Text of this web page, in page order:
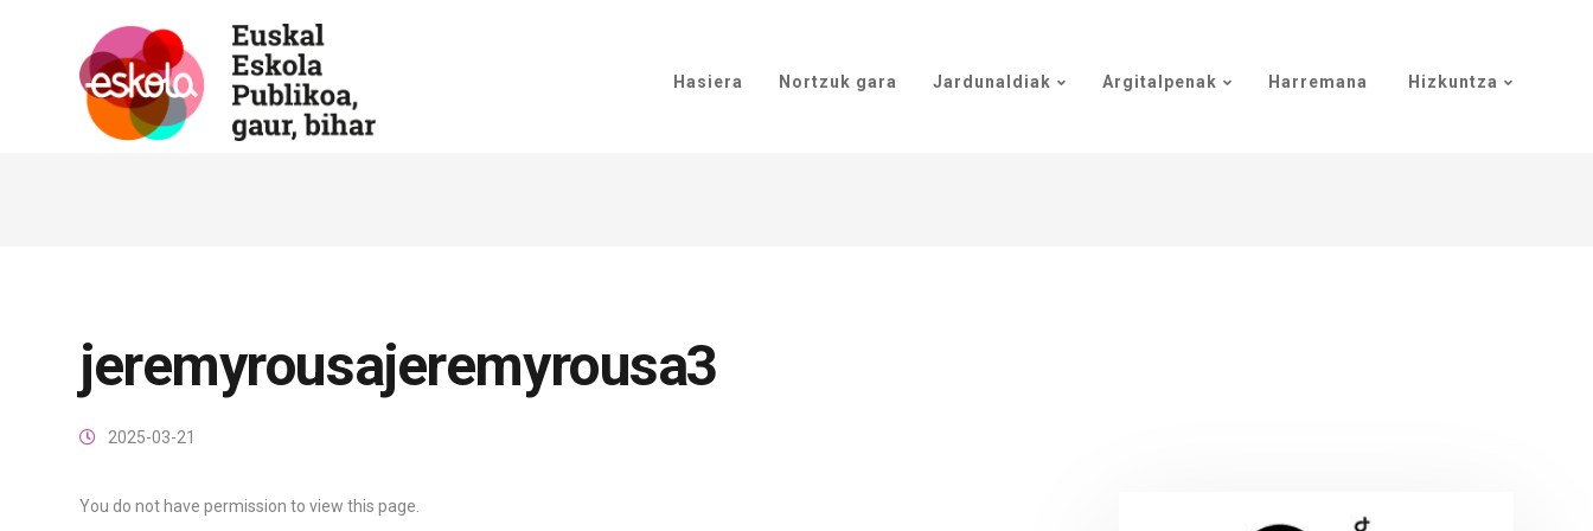
Hasiera Nortzuk gara Jardunaldiak Argitalpenak Harremana Hizkuntza
jeremyrousajeremyrousa3
2025-03-21
You do not have permission to view this page.